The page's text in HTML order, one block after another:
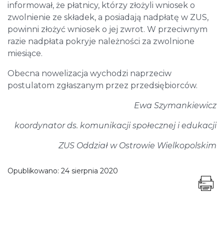
informował, że płatnicy, którzy złożyli wniosek o
zwolnienie ze składek, a posiadają nadpłatę w ZUS,
powinni złożyć wniosek o jej zwrot. W przeciwnym
razie nadpłata pokryje należności za zwolnione
miesiące.
Obecna nowelizacja wychodzi naprzeciw
postulatom zgłaszanym przez przedsiębiorców.
Ewa Szymankiewicz
koordynator ds. komunikacji społecznej i edukacji
ZUS Oddział w Ostrowie Wielkopolskim
Opublikowano: 24 sierpnia 2020